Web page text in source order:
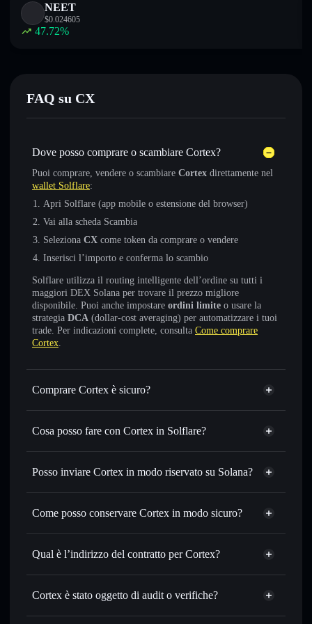
NEET
$0.024605
47.72%
FAQ su CX
Dove posso comprare o scambiare Cortex?
Puoi comprare, vendere o scambiare Cortex direttamente nel
wallet Solflare:
Apri Solflare (app mobile o estensione del browser)
Vai alla scheda Scambia
Seleziona CX come token da comprare o vendere
Inserisci l’importo e conferma lo scambio
Solflare utilizza il routing intelligente dell’ordine su tutti i
maggiori DEX Solana per trovare il prezzo migliore
disponibile. Puoi anche impostare ordini limite o usare la
strategia DCA (dollar-cost averaging) per automatizzare i tuoi
trade. Per indicazioni complete, consulta Come comprare
Cortex.
Comprare Cortex è sicuro?
Cortex non è verificato
Cosa posso fare con Cortex in Solflare?
Cortex
wallet Solflare
Scambiare istantaneamente— scambia CX in SOL,
con il routing intelligente dell’ordine
Impostare ordini limite— automatizza i tuoi trade al
CX nel tempo
Inviare in modo riservato— trasferisci CX senza
privacy incorporato di Solflare
Monitorare in tempo reale— conosci prezzo, volume,
Posso inviare Cortex in modo riservato su Solana?
Aggregatore di privacy
Solflare
Come posso conservare Cortex in modo sicuro?
Cortex
Aggregatore di privacy
Qual è l’indirizzo del contratto per Cortex?
Cortex
Cortex è stato oggetto di audit o verifiche?
Cortex non è verificato